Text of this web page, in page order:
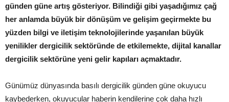
günden güne artış gösteriyor. Bilindiği gibi yaşadığımız çağ
her anlamda büyük bir dönüşüm ve gelişim geçirmekte bu
yüzden bilgi ve iletişim teknolojilerinde yaşanılan büyük
yenilikler dergicilik sektöründe de etkilemekte, dijital kanallar
dergicilik sektörüne yeni gelir kapıları açmaktadır.
Günümüz dünyasında basılı dergicilik günden güne okuyucu
kaybederken, okuyucular haberin kendilerine çok daha hızlı